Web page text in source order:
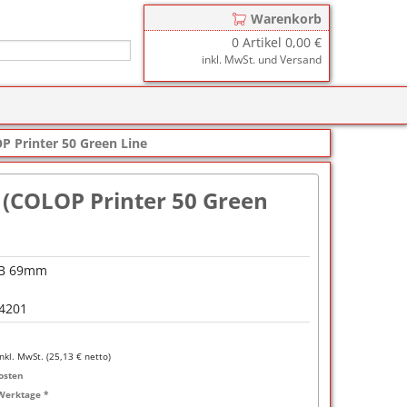
Warenkorb
0Artikel 0,00 €
inkl. MwSt. und Versand
für COLOP Printer
für COLOP Heavy Duty
für TRODAT Printy
III
Stempelfarbe
Farben
191
Printer 50 Green Line
Printer 50 Green
69mm
MwSt. (25,13 € netto)
*